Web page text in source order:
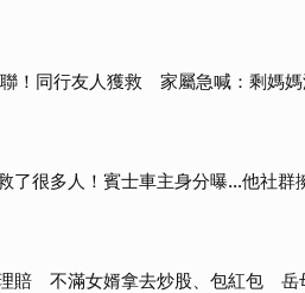
！同行友人獲救 家屬急喊：剩媽媽
了很多人！賓士車主身分曝…他社群
賠 不滿女婿拿去炒股、包紅包 岳